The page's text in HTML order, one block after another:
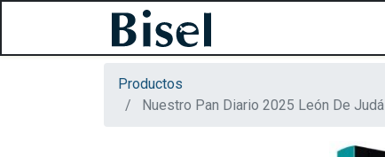
Productos
Nuestro Pan Diario 2025 León De Judá